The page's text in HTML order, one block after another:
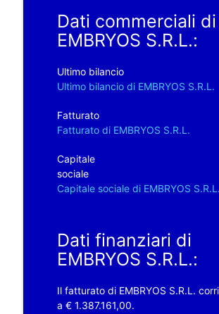
Dati commerciali di
EMBRYOS S.R.L.:
Ultimo bilancio
Ultimo bilancio di EMBRYOS S.R.L.
Fatturato
Fatturato di EMBRYOS S.R.L.
Capitale
sociale
Capitale sociale di EMBRYOS S.R.L.
Dati finanziari di
EMBRYOS S.R.L.:
Il fatturato di EMBRYOS S.R.L.
a € 1.387.161,00.